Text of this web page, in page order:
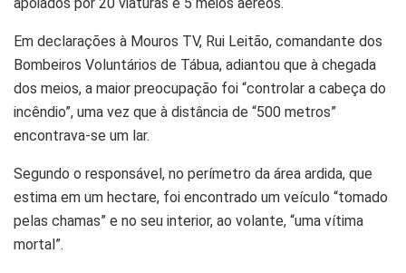
apoiados por 20 viaturas e 5 meios aéreos.
Em declarações à Mouros TV, Rui Leitão, comandante dos
Bombeiros Voluntários de Tábua, adiantou que à chegada
dos meios, a maior preocupação foi “controlar a cabeça do
incêndio”, uma vez que à distância de “500 metros”
encontrava-se um lar.
Segundo o responsável, no perímetro da área ardida, que
estima em um hectare, foi encontrado um veículo “tomado
pelas chamas” e no seu interior, ao volante, “uma vítima
mortal”.